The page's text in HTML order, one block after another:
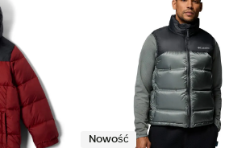
Nowość